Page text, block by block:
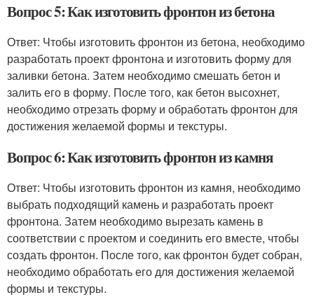
Вопрос 5: Как изготовить фронтон из бетона
Ответ: Чтобы изготовить фронтон из бетона, необходимо
разработать проект фронтона и изготовить форму для
заливки бетона. Затем необходимо смешать бетон и
залить его в форму. После того, как бетон высохнет,
необходимо отрезать форму и обработать фронтон для
достижения желаемой формы и текстуры.
Вопрос 6: Как изготовить фронтон из камня
Ответ: Чтобы изготовить фронтон из камня, необходимо
выбрать подходящий камень и разработать проект
фронтона. Затем необходимо вырезать камень в
соответствии с проектом и соединить его вместе, чтобы
создать фронтон. После того, как фронтон будет собран,
необходимо обработать его для достижения желаемой
формы и текстуры.